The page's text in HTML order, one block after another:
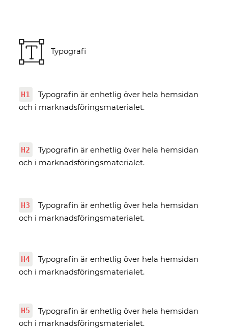
Typografi
H1
Typografin är enhetlig över hela hemsidan
och i marknadsföringsmaterialet.
H2
Typografin är enhetlig över hela hemsidan
och i marknadsföringsmaterialet.
H3
Typografin är enhetlig över hela hemsidan
och i marknadsföringsmaterialet.
H4
Typografin är enhetlig över hela hemsidan
och i marknadsföringsmaterialet.
H5
Typografin är enhetlig över hela hemsidan
och i marknadsföringsmaterialet.